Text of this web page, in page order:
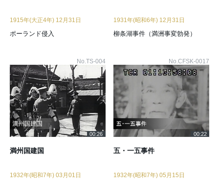
1915年(大正4年) 12月31日
ポーランド侵入
1931年(昭和6年) 12月31日
柳条湖事件（満洲事変勃発）
No.TS-004
00:26
満州国建国
1932年(昭和7年) 03月01日
No.CFSK-0017
00:22
五・一五事件
1932年(昭和7年) 05月15日